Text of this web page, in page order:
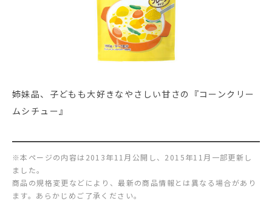
姉妹品、子どもも大好きなやさしい甘さの『コーンクリー
ムシチュー』
※本ページの内容は2013年11月公開し、2015年11月一部更新し
ました。
商品の規格変更などにより、最新の商品情報とは異なる場合があり
ます。あらかじめご了承ください。